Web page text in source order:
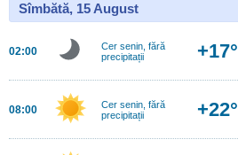
Sîmbătă, 15 August
02:00
Cer senin, fără
precipitații
+17°
08:00
Cer senin, fără
precipitații
+22°